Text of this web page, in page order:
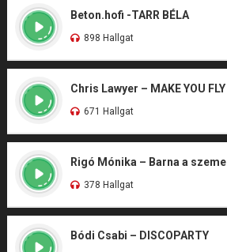
Beton.hofi -TARR BÉLA
898 Hallgat
Chris Lawyer – MAKE YOU FLY
671 Hallgat
Rigó Mónika – Barna a szeme
378 Hallgat
Bódi Csabi – DISCOPARTY